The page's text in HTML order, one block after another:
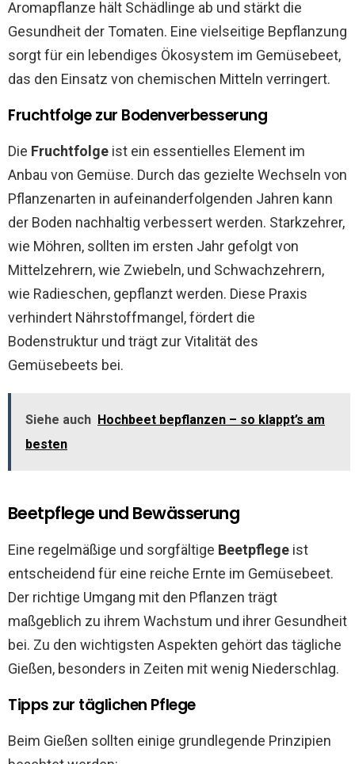
Aromapflanze hält Schädlinge ab und stärkt die
Gesundheit der Tomaten. Eine vielseitige Bepflanzung
sorgt für ein lebendiges Ökosystem im Gemüsebeet,
das den Einsatz von chemischen Mitteln verringert.
Fruchtfolge zur Bodenverbesserung
Die Fruchtfolge ist ein essentielles Element im
Anbau von Gemüse. Durch das gezielte Wechseln von
Pflanzenarten in aufeinanderfolgenden Jahren kann
der Boden nachhaltig verbessert werden. Starkzehrer,
wie Möhren, sollten im ersten Jahr gefolgt von
Mittelzehrern, wie Zwiebeln, und Schwachzehrern,
wie Radieschen, gepflanzt werden. Diese Praxis
verhindert Nährstoffmangel, fördert die
Bodenstruktur und trägt zur Vitalität des
Gemüsebeets bei.
Siehe auch Hochbeet bepflanzen – so klappt’s am
besten
Beetpflege und Bewässerung
Eine regelmäßige und sorgfältige Beetpflege ist
entscheidend für eine reiche Ernte im Gemüsebeet.
Der richtige Umgang mit den Pflanzen trägt
maßgeblich zu ihrem Wachstum und ihrer Gesundheit
bei. Zu den wichtigsten Aspekten gehört das tägliche
Gießen, besonders in Zeiten mit wenig Niederschlag.
Tipps zur täglichen Pflege
Beim Gießen sollten einige grundlegende Prinzipien